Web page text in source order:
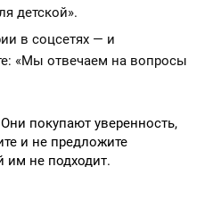
детской».
в соцсетях — и
«Мы отвечаем на вопросы
покупают уверенность,
и не предложите
им не подходит.